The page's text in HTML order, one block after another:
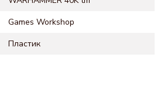
Games Workshop
Пластик